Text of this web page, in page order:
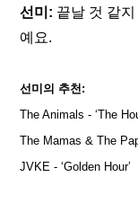
선미: 끝날 것 같
예요.
선미의 추천:
The Animals - ‘The
The Mamas & The
JVKE - ‘Golden Hour’